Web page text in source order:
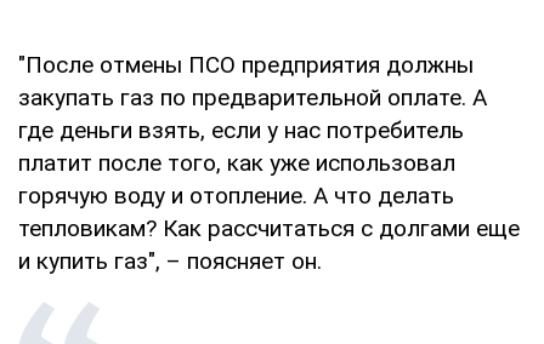
"После отмены ПСО предприятия должны
закупать газ по предварительной оплате. А
где деньги взять, если у нас потребитель
платит после того, как уже использовал
горячую воду и отопление. А что делать
тепловикам? Как рассчитаться с долгами еще
и купить газ", – поясняет он.